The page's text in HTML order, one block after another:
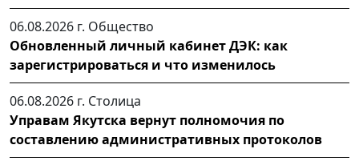
06.08.2026 г. Общество
Обновленный личный кабинет ДЭК: как
зарегистрироваться и что изменилось
06.08.2026 г. Столица
Управам Якутска вернут полномочия по
составлению административных протоколов